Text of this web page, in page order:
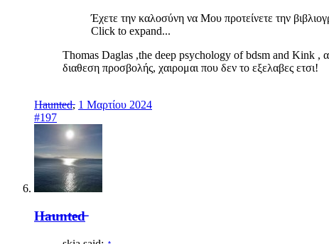
Έχετε την καλοσύνη να Μου προτείνετε την
Click to expand...
Thomas Daglas ,the deep psychology of bdsm and Kink ,
διαθεση προσβολής, χαιρομαι που δεν το εξελαβες ετσι!
H̶a̶u̶n̶t̶e̶d̶, 1 Μαρτίου 2024
#197
H̶a̶u̶n̶t̶e̶d̶